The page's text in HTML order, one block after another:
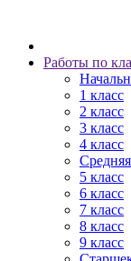
Работы по
1 класс
2 класс
3 класс
4 класс
5 класс
6 класс
7 класс
8 класс
9 класс